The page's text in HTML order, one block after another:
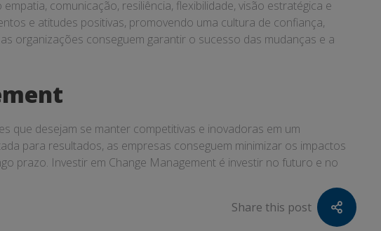
comunicação, resiliência, flexibilidade, visão estratégica e
e atitudes positivas, promovendo uma cultura de confiança,
organizações conseguem garantir o sucesso das mudanças e a
que desejam se manter competitivas e inovadoras em um
para resultados, as empresas conseguem minimizar os impactos
prazo. Investir em Change Management é investir no futuro e no
Share this post